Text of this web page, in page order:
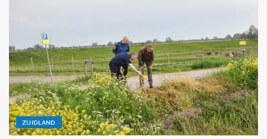
ZUIDLAND